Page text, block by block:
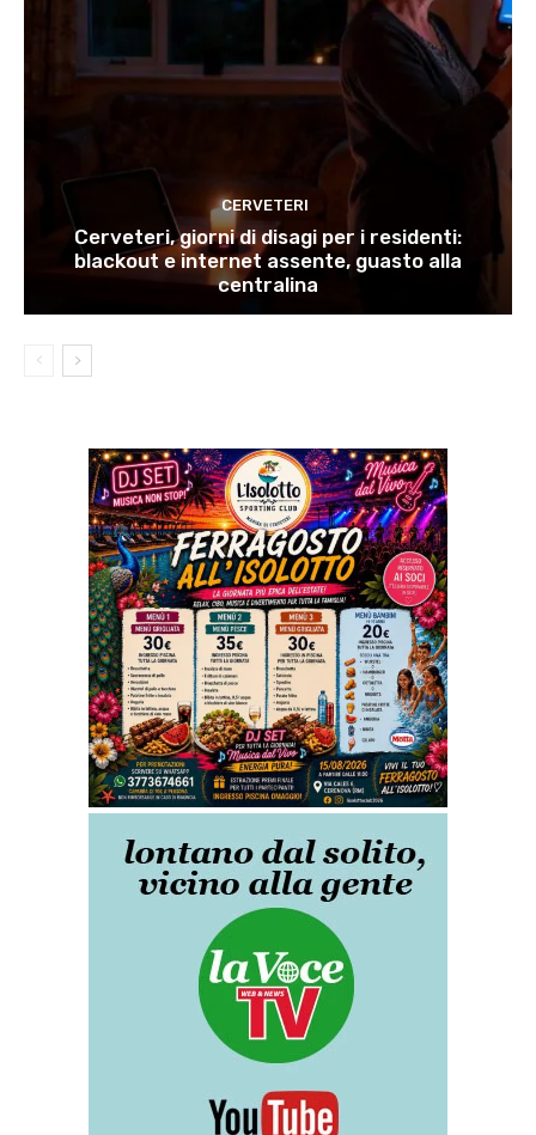
CERVETERI
Cerveteri, giorni di disagi per i residenti:
blackout e internet assente, guasto alla
centralina